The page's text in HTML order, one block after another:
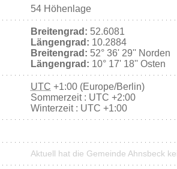
54 Höhenlage
Breitengrad: 52.6081
Längengrad: 10.2884
Breitengrad: 52° 36' 29'' Norden
Längengrad: 10° 17' 18'' Osten
UTC +1:00 (Europe/Berlin)
Sommerzeit : UTC +2:00
Winterzeit : UTC +1:00
Aktuell hat die Gemeinde Ahnsbeck